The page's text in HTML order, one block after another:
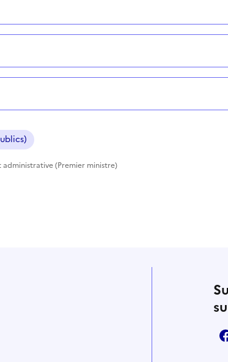
(Premier ministre)